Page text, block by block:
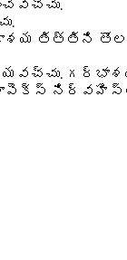
తిత్తిని